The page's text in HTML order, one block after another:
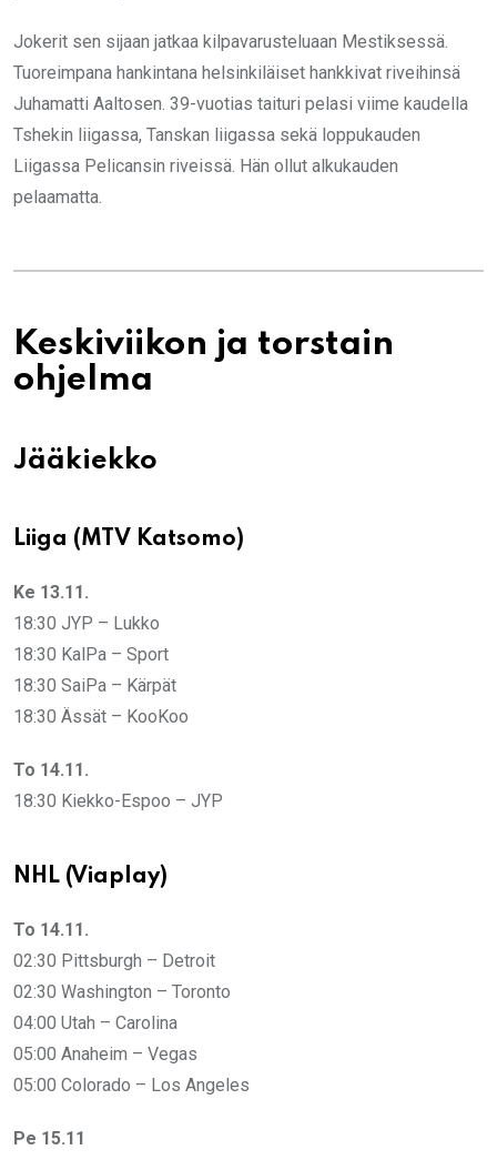
Jokerit sen sijaan jatkaa kilpavarusteluaan Mestiksessä.
Tuoreimpana hankintana helsinkiläiset hankkivat riveihinsä
Juhamatti Aaltosen. 39-vuotias taituri pelasi viime kaudella
Tshekin liigassa, Tanskan liigassa sekä loppukauden
Liigassa Pelicansin riveissä. Hän ollut alkukauden
pelaamatta.
Keskiviikon ja torstain
ohjelma
Jääkiekko
Liiga (MTV Katsomo)
Ke 13.11.
18:30 JYP – Lukko
18:30 KalPa – Sport
18:30 SaiPa – Kärpät
18:30 Ässät – KooKoo
To 14.11.
18:30 Kiekko-Espoo – JYP
NHL (Viaplay)
To 14.11.
02:30 Pittsburgh – Detroit
02:30 Washington – Toronto
04:00 Utah – Carolina
05:00 Anaheim – Vegas
05:00 Colorado – Los Angeles
Pe 15.11